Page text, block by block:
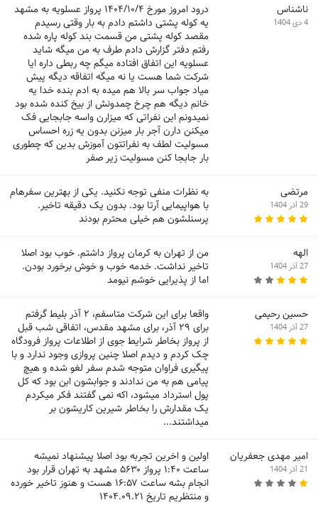
ناشناس
4 دی 1404
درود امروز مورخ ۱۴۰۴/۱۰/۴ پرواز عسلویه به مشهد
یه کوله پشتی داشتم دادم به بار وقتی رسیدم
مقصد کوله پشتی من قسمت بند کوله پاره شده
رفتم دفتر گزارش دادم طرف به من میگه شاید
عسلویه این اتفاق افتاده میگم چه ربطی داره ایا
شرکت شما هست یا نه میگه اتفاقه دیگه پیش
میاد جواب سر بالا هم میده به ادم بنده خدا یه
خانم دیگه هم چرخ چمدونش از بیخ کنده شده بود
نمیدونم این نفراتی که میزارن واسه جابجایی فک
میکنن دارن آجر بار میزنن بدون یه زره احساس
مسولیت لطف به نفراتتون آموزش بدین که چطوری
بار جابجا کنن مسولیت زیر صفر
مرتضی
29 آذر 1404
به نظرات منفی توجه نکنید. یکی از بهترین سفرهام
با هواپیمایی آرتا بود. بدون یک دقیقه تاخیر.
پرسنلشون هم خیلی محترم بودند
الهه
27 آذر 1404
من از تهران به کرمان پرواز داشتم. خوب بود اصلا
تاخیر نداشت. خدمه خوب و خوش برخورد بودن.
اما از پذیرایی خوشم نیومد
حسین رحیمی
27 آذر 1404
واقعا برای این شرکت متاسفم، ۲ آذر بلیط گرفتم
برای ۲۹ آذر، برای مشهد مقدس، اتفاقی شب قبل
از پرواز بخاطر شرایط جوی از اطلاعات پرواز فرودگاه
چک کردم و دیدم اصلا چنین پروازی وجود ندارد و با
پیگیری فراوان متوجه شدم سفر لغو شده و هیچ
پیامی هم به من ندادند و جوابشون ابن بود که کل
پول استرداد میشود، اکه نمی گفتند فکر میکردم
یک مقدارش را بخاطر شیرین کاریشون بر
میداشتند...
امیر مهدی جعفریان
21 آذر 1404
اولین و اخرین تجربه بود اصلا پیشنهاد نمیشه
ساعت ۱:۴۰ پرواز ۵۶۳۰ مشهد به تهران قرار بود
انجام بشه ساعت ۱۶:۵۷ هست و هنوز تاخیر خورده
و منتظریم تاریخ ۱۴۰۴.۰۹.۲۱